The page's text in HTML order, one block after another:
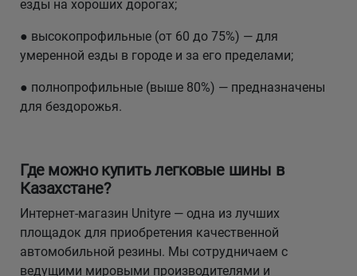
езды на хороших дорогах;
● высокопрофильные (от 60 до 75%) — для
умеренной езды в городе и за его пределами;
● полнопрофильные (выше 80%) — предназначены
для бездорожья.
Где можно купить легковые шины в
Казахстане?
Интернет-магазин Unityre — одна из лучших
площадок для приобретения качественной
автомобильной резины. Мы сотрудничаем с
ведущими мировыми производителями и